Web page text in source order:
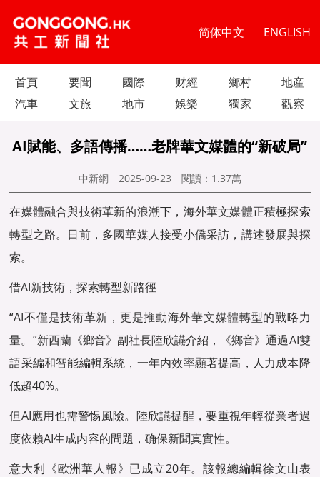
简体中文 | ENGLISH
首頁 要聞 國際 财經 鄉村
地産
汽車
文旅 地市 娛樂 獨家 觀察
AI賦能、多語傳播……老牌華文媒體的“新破局”
中新網 2025-09-23 閱讀： 1.37萬
在媒體融合與技術革新的浪潮下，海外華文媒體正積極探索
轉型之路。日前，多國華媒人接受小僑采訪，講述發展與探
索。
借AI新技術，探索轉型新路徑
“AI不僅是技術革新，更是推動海外華文媒體轉型的戰略力
量。”新西蘭《鄉音》副社長陸欣讌介紹，《鄉音》通過AI雙
語采編和智能編輯系統，一年内效率顯著提高，人力成本降
低超40%。
但AI應用也需警惕風險。陸欣讌提醒，要重視年輕從業者過
度依賴AI生成内容的問題，确保新聞真實性。
意大利《歐洲華人報》已成立20年。該報總編輯徐文山表